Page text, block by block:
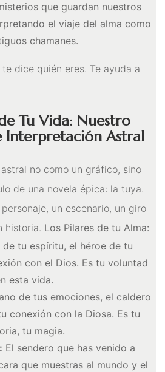
La
que guardan nuestros
el viaje del alma como
chamanes.
dice quién eres. Te ayuda a
Tu Vida: Nuestro
Interpretación Astral
no como un gráfico, sino
de una novela épica: la tuya.
un escenario, un giro
historia. Los Pilares de tu Alma:
de tu espíritu, el héroe de tu
con el Dios. Es tu voluntad
esta vida.
de tus emociones, el caldero
conexión con la Diosa. Es tu
tu magia.
El sendero que has venido a
que muestras al mundo y el